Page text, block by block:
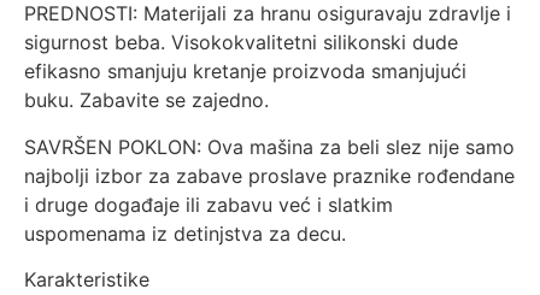
PREDNOSTI: Materijali za hranu osiguravaju zdravlje i
sigurnost beba. Visokokvalitetni silikonski dude
efikasno smanjuju kretanje proizvoda smanjujući
buku. Zabavite se zajedno.
SAVRŠEN POKLON: Ova mašina za beli slez nije samo
najbolji izbor za zabave proslave praznike rođendane
i druge događaje ili zabavu već i slatkim
uspomenama iz detinjstva za decu.
Karakteristike